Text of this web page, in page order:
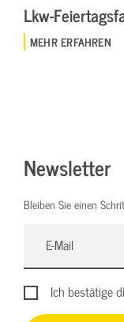
Lkw-
MEHR ERFAHREN
Newsletter
Bleiben Sie einen
Ich bestätige